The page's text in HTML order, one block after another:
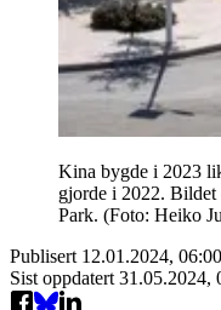
Kina bygde i 2023
gjorde i 2022. Bildet
Park. (Foto: Heiko
Publisert 12.01.2024, 06:00
Sist oppdatert 31.05.2024,